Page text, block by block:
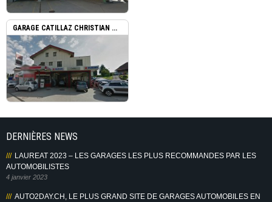
GARAGE CATILLAZ CHRISTIAN ...
DERNIÈRES NEWS
LAUREAT 2023 – LES GARAGES LES PLUS RECOMMANDES PAR LES
AUTOMOBILISTES
4 janvier 2023
AUTO2DAY.CH, LE PLUS GRAND SITE DE GARAGES AUTOMOBILES EN